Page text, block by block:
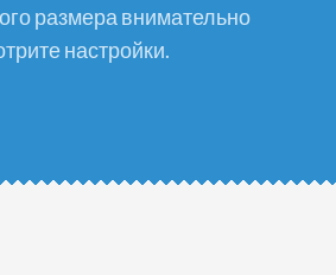
размера внимательно
настройки.